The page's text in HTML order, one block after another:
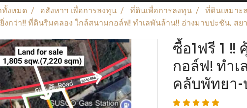
ทั้งหมด อสังหาฯ เพื่อการลงทุน ที่ดินเพื่อการลงทุน
ที่ดินเหมาะ
งกว่า!! ที่ดินริมคลอง ใกล้สนามกอล์ฟ! ทำเลพันล้าน!! อ่างมาบปะชัน, ส
ซื้อ1ฟรี 1 !!
กอล์ฟ! ทำ
คลับพัทยา-